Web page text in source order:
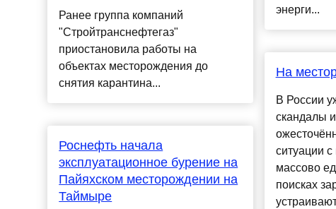
Ранее группа компаний
"Стройтранснефтегаз"
приостановила работы на
объектах месторождения до
снятия карантина...
Роснефть начала
эксплуатационное бурение на
Пайяхском месторождении на
Таймыре
энерги...
На
В России
скандалы
ситуации
массово
поисках